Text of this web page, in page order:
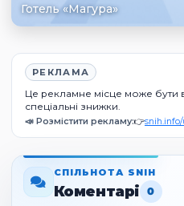
Готель «Магура»
РЕКЛАМА
Це рекламне місце може бути
спеціальні знижки.
📣 Розмістити рекламу:👉
СПІЛЬНОТА SNIH
Коментарі 0